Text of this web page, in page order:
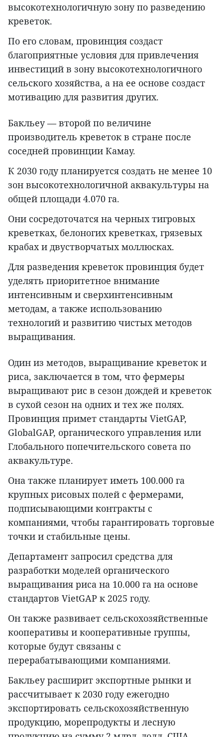
высокотехнологичную зону по разведению
креветок.
По его словам, провинция создаст
благоприятные условия для привлечения
инвестиций в зону высокотехнологичного
сельского хозяйства, а на ее основе создаст
мотивацию для развития других.
Бакльеу — второй по величине
производитель креветок в стране после
соседней провинции Камау.
К 2030 году планируется создать не менее 10
зон высокотехнологичной аквакультуры на
общей площади 4.070 га.
Они сосредоточатся на черных тигровых
креветках, белоногих креветках, грязевых
крабах и двустворчатых моллюсках.
Для разведения креветок провинция будет
уделять приоритетное внимание
интенсивным и сверхинтенсивным
методам, а также использованию
технологий и развитию чистых методов
выращивания.
Один из методов, выращивание креветок и
риса, заключается в том, что фермеры
выращивают рис в сезон дождей и креветок
в сухой сезон на одних и тех же полях.
Провинция примет стандарты VietGAP,
GlobalGAP, органического управления или
Глобального попечительского совета по
аквакультуре.
Она также планирует иметь 100.000 га
крупных рисовых полей с фермерами,
подписывающими контракты с
компаниями, чтобы гарантировать торговые
точки и стабильные цены.
Департамент запросил средства для
разработки моделей органического
выращивания риса на 10.000 га на основе
стандартов VietGAP к 2025 году.
Он также развивает сельскохозяйственные
кооперативы и кооперативные группы,
которые будут связаны с
перерабатывающими компаниями.
Бакльеу расширит экспортные рынки и
рассчитывает к 2030 году ежегодно
экспортировать сельскохозяйственную
продукцию, морепродукты и лесную